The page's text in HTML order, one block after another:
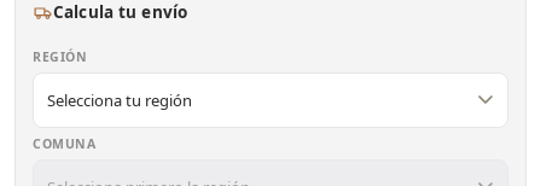
Calcula tu envío
REGIÓN
COMUNA